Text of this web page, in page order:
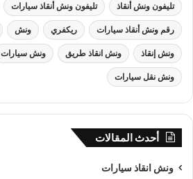
تليفون ونش أنقاذ تليفون ونش أنقاذ سيارات
رقم ونش أنقاذ سيارات ريكفري ونش
ونش إنقاذ ونش انقاذ طريق ونش سيارات
ونش نقل سيارات
أحدث المقالات
ونش انقاذ سيارات